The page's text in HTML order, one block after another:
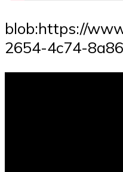
blob:https://
2654-4c74-